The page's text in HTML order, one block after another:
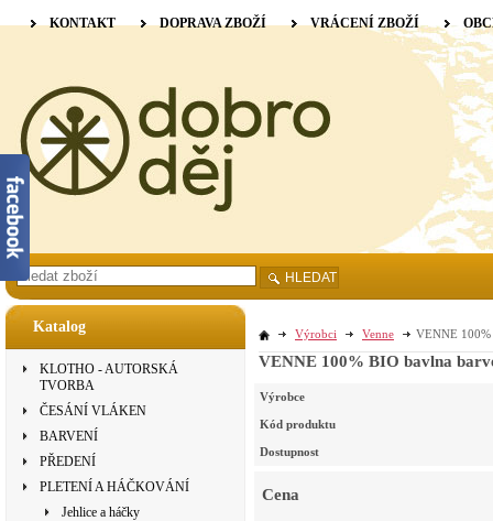
Katalog
KLOTHO - AUTORSKÁ
TVORBA
ČESÁNÍ VLÁKEN
BARVENÍ
PŘEDENÍ
PLETENÍ A HÁČKOVÁNÍ
Jehlice a háčky
Výrobci Venne VENNE
VENNE 100% BIO bavlna
Výrobce
Kód produktu
Dostupnost
Cena
KONTAKT DOPRAVA ZBOŽÍ VRÁCENÍ ZBOŽÍ
HLEDAT